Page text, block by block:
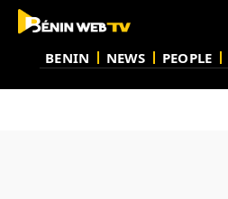
BENIN NEWS PEOPLE